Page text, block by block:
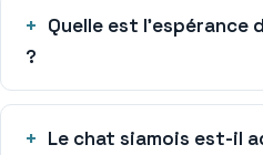
Quelle est l’espérance
?
Le chat siamois est-il